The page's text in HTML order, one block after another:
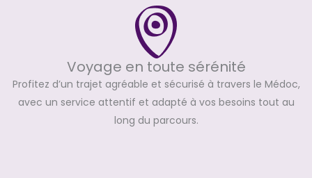
Voyage en toute sérénité
Profitez d’un trajet agréable et sécurisé à travers le Médoc,
avec un service attentif et adapté à vos besoins tout au
long du parcours.